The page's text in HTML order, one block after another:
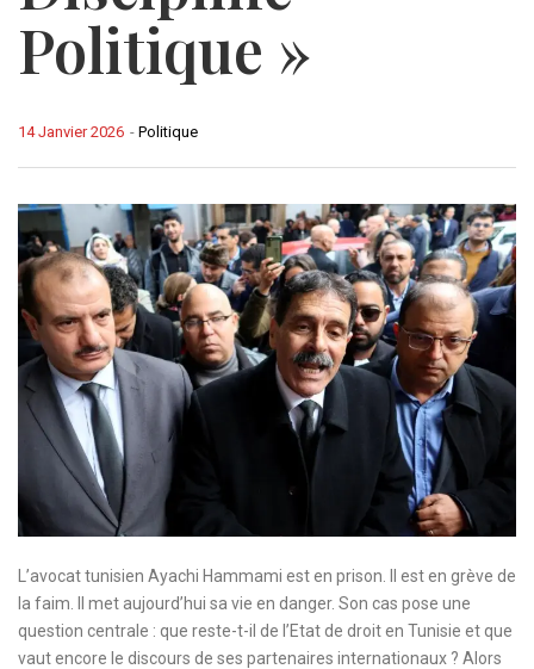
Politique »
- Politique
14 Janvier 2026
’avocat tunisien Ayachi Hammami est en prison. Il est en grève de
la faim. Il met aujourd’hui sa vie en danger. Son cas pose une
question centrale : que reste-t-il de l’Etat de droit en Tunisie et que
vaut encore le discours de ses partenaires internationaux ? Alors